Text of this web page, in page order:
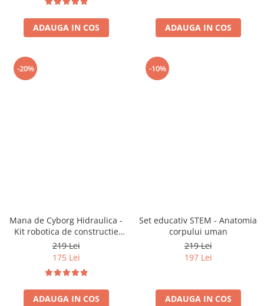
ADAUGA IN COS ADAUGA IN COS
-20%
Mana de Cyborg Hidraulica -
Kit robotica de constructie
(RO)
219 Lei
175 Lei
ADAUGA IN COS
-10%
Set educativ STEM - Anatomia
corpului uman
219 Lei
197 Lei
ADAUGA IN COS